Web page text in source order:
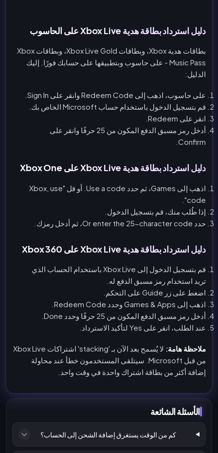
دليل استرداد بطاقة هدية Xbox Live على الحاسوب
بطاقات هدية Xbox، وبطاقات Xbox Live Gold، وبطاقات Xbox
Music Pass - على حاسوب وبتطبيقها على حسابك فورًا. إليك
الدليل:
على حاسوب، اذهب إلى Redeem Code وانقر على Sign In.
قم بتسجيل الدخول باستخدام حساب Microsoft الخاص بك.
انقر على Redeem.
أدخل رمز مسبق الدفع المكون من 25 حرفًا وانقر على
Confirm.
دليل استرداد بطاقة هدية Xbox Live على Xbox One
اذهب إلى Games، ثم حدد Use a code. أو قل "Xbox, use
code".
إذا طُلب منك، قم بتسجيل الدخول.
حدد Or enter the 25-character code، ثم أدخل رمزك.
دليل استرداد بطاقة هدية Xbox Live على Xbox 360
قم بتسجيل الدخول إلى Xbox Live باستخدام الحساب الذي
تريد استخدام رمز مسبق الدفع له.
اضغط على زر Guide على التحكم.
اذهب إلى Games & Apps وحدد Redeem Code.
أدخل رمز مسبق الدفع المكون من 25 حرفًا وحدد Done.
عند الطلب، انقر على Yes لتأكيد الاسترداد.
ملاحظة هامة:
لا يُسمح بعد الآن بـ 'stacking' اشتراكات Xbox Live
من قبل Microsoft. سيتلقى المستخدمون خطأ عند محاولة
إضافة أكثر من بطاقة اشتراك واحدة في وقت واحد.
الأسئلة الشائعة
كم من الوقت يستغرق إضافة الشحن إلى الحساب؟